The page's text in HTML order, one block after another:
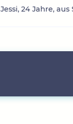
Jessi, 24 Jahre,